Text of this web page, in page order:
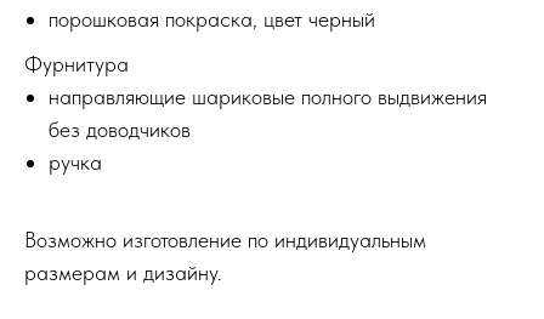
порошковая покраска, цвет черный
Фурнитура
направляющие шариковые полного выдвижения
без доводчиков
ручка
Возможно изготовление по индивидуальным
размерам и дизайну.